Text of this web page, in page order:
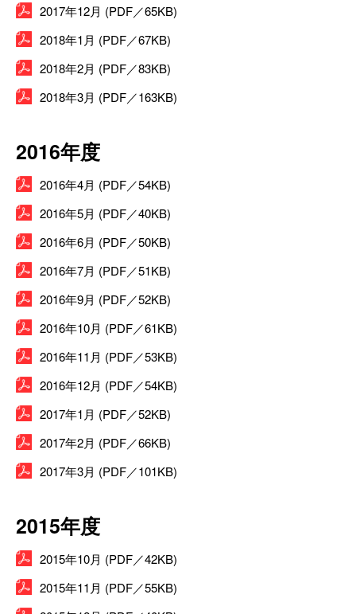
2017年12月 (PDF／65KB)
2018年1月 (PDF／67KB)
2018年2月 (PDF／83KB)
2018年3月 (PDF／163KB)
2016年度
2016年4月 (PDF／54KB)
2016年5月 (PDF／40KB)
2016年6月 (PDF／50KB)
2016年7月 (PDF／51KB)
2016年9月 (PDF／52KB)
2016年10月 (PDF／61KB)
2016年11月 (PDF／53KB)
2016年12月 (PDF／54KB)
2017年1月 (PDF／52KB)
2017年2月 (PDF／66KB)
2017年3月 (PDF／101KB)
2015年度
2015年10月 (PDF／42KB)
2015年11月 (PDF／55KB)